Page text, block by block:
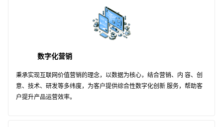
数字化营销
秉承实现互联网价值营销的理念，以数据为核心，结合营销、内 容、创
意、技术、研发等多纬度，为客户提供综合性数字化创新 服务，帮助客
户提升产品运营效率。